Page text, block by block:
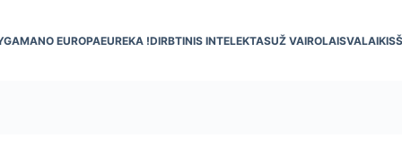
MANO EUROPAEUREKA !DIRBTINIS INTELEKTASUŽ VAIROLAISVALAIKIS